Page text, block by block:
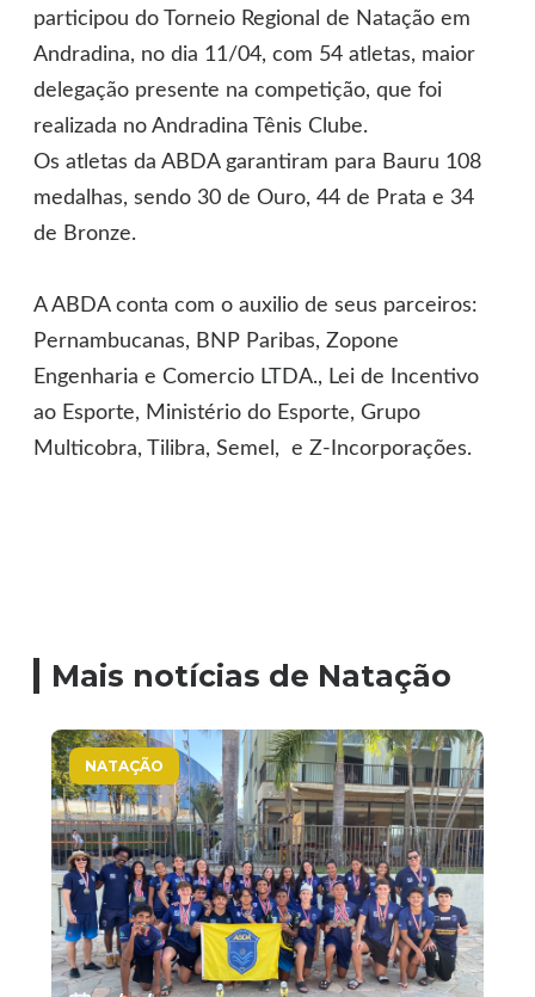
participou do Torneio Regional de Natação em
Andradina, no dia 11/04, com 54 atletas, maior
delegação presente na competição, que foi
realizada no Andradina Tênis Clube.
Os atletas da ABDA garantiram para Bauru 108
medalhas, sendo 30 de Ouro, 44 de Prata e 34
de Bronze.
A ABDA conta com o auxilio de seus parceiros:
Pernambucanas, BNP Paribas, Zopone
Engenharia e Comercio LTDA., Lei de Incentivo
ao Esporte, Ministério do Esporte, Grupo
Multicobra, Tilibra, Semel, e Z-Incorporações.
Mais notícias de Natação
NATAÇÃO